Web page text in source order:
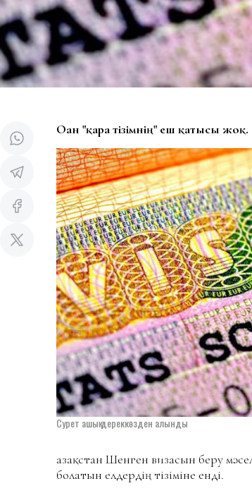
Оған "қара тізімнің" еш қатысы жоқ.
Сурет ашық дереккөзден алынды
Қазақстан Шенген визасын беру
болатын елдердің тізіміне енді.